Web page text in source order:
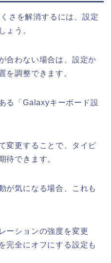
さを解消するには、設定
ょう。
合わない場合は、設定か
を調整できます。
る「Galaxyキーボード設
変更することで、タイピ
待できます。
が気になる場合、これも
ーションの強度を変更
完全にオフにする設定も